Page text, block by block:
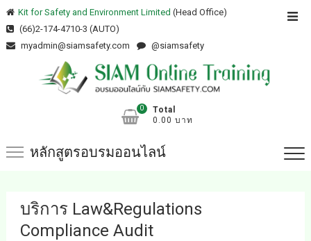
Skip
to
content
Kit for Safety and Environment Limited (Head Office)
(66)2-174-4710-3 (AUTO)
myadmin@siamsafety.com
@siamsafety
0
Total
0.00 บาท
หลักสูตรอบรมออนไลน์
บริการ Law&Regulations
Compliance Audit